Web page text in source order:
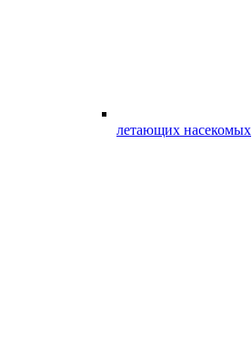
летающих насекомых